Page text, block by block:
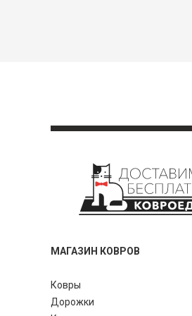
МАГАЗИН КОВРОВ
Ковры
Дорожки